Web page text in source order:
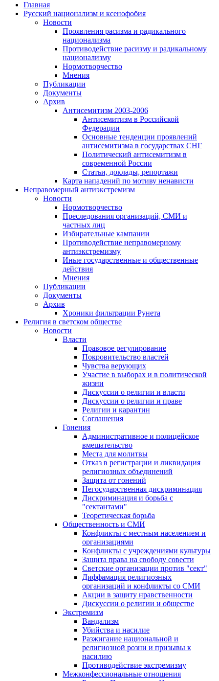
Главная
Русский национализм и ксенофобия
Новости
Проявления расизма и радикального
национализма
Противодействие расизму и радикальному
национализму
Нормотворчество
Мнения
Публикации
Документы
Архив
Антисемитизм 2003-2006
Антисемитизм в Российской
Федерации
Основные тенденции проявлений
антисемитизма в государствах СНГ
Политический антисемитизм в
современной России
Статьи, доклады, репортажи
Карта нападений по мотиву ненависти
Неправомерный антиэкстремизм
Новости
Нормотворчество
Преследования организаций, СМИ и
частных лиц
Избирательные кампании
Противодействие неправомерному
антиэкстремизму
Иные государственные и общественные
действия
Мнения
Публикации
Документы
Архив
Хроники фильтрации Рунета
Религия в светском обществе
Новости
Власти
Правовое регулирование
Покровительство властей
Чувства верующих
Участие в выборах и в политической
жизни
Дискуссии о религии и власти
Дискуссии о религии и праве
Религии и карантин
Соглашения
Гонения
Административное и полицейское
вмешательство
Места для молитвы
Отказ в регистрации и ликвидация
религиозных объединений
Защита от гонений
Негосударственная дискриминация
Дискриминация и борьба с
"сектантами"
Теоретическая борьба
Общественность и СМИ
Конфликты с местным населением и
организациями
Конфликты с учреждениями культуры
Защита права на свободу совести
Светские организации против "сект"
Диффамация религиозных
организаций и конфликты со СМИ
Акции в защиту нравственности
Дискуссии о религии и обществе
Экстремизм
Вандализм
Убийства и насилие
Разжигание национальной и
религиозной розни и призывы к
насилию
Противодействие экстремизму
Межконфессиональные отношения